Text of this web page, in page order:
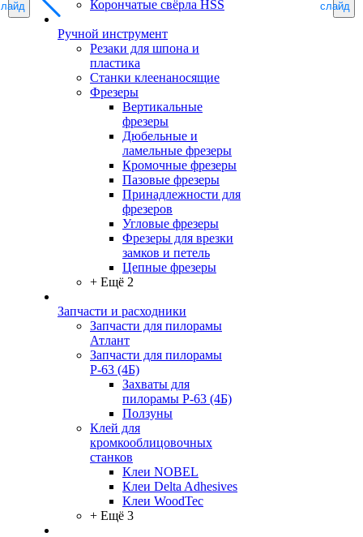
Корончатые свёрла HSS
Ручной инструмент
Резаки для шпона и
пластика
Станки клеенаносящие
Фрезеры
Вертикальные
фрезеры
Дюбельные и
ламельные фрезеры
Кромочные фрезеры
Пазовые фрезеры
Принадлежности для
фрезеров
Угловые фрезеры
Фрезеры для врезки
замков и петель
Цепные фрезеры
+ Ещё 2
Запчасти и расходники
Запчасти для пилорамы
Атлант
Запчасти для пилорамы
Р-63 (4Б)
Захваты для
пилорамы Р-63 (4Б)
Ползуны
Клей для
кромкооблицовочных
станков
Клеи NOBEL
Клеи Delta Adhesives
Клеи WoodTec
+ Ещё 3
слайд